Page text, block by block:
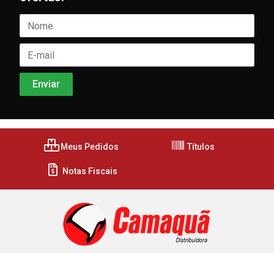
Meus Pedidos Títulos
Notas Fiscais